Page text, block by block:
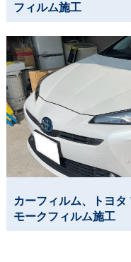
フィルム施工
カーフィルム、トヨ
モークフィルム施工